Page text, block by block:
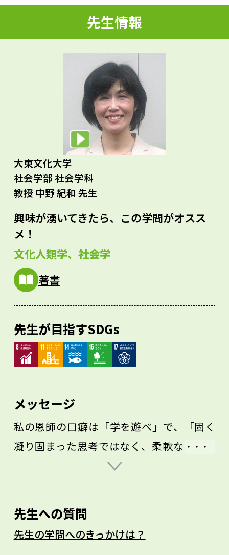
o
先生情報
大東文化大学
社会学部 社会学科
教授 中野 紀和 先生
興味が湧いてきたら、この学問がオスス
メ！
文化人類学、社会学
著書
先生が目指すSDGs
メッセージ
私の恩師の口癖は「学を遊べ」で、「固く
凝り固まった思考ではなく、柔軟な思考で
物事をとらえよ」、という意味です。遠い
だ知識を生かしながら、新たな視点で身の
まわりを見直したときの「発見」は、本当
に楽しいものでした。
先生への質問
先生の学問へのきっかけは？